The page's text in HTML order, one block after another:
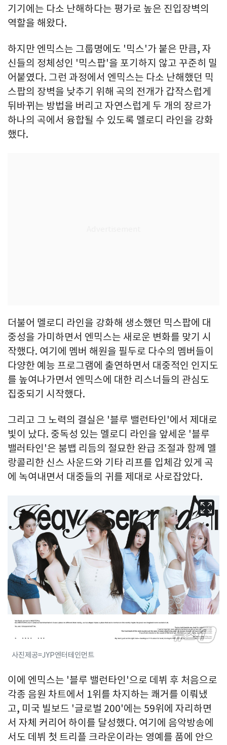
기기에는 다소 난해하다는 평가로 높은 진입장벽의
역할을 해왔다.
하지만 엔믹스는 그룹명에도 '믹스'가 붙은 만큼, 자
신들의 정체성인 '믹스팝'을 포기하지 않고 꾸준히 밀
어붙였다. 그런 과정에서 엔믹스는 다소 난해했던 믹
스팝의 장벽을 낮추기 위해 곡의 전개가 갑작스럽게
뒤바뀌는 방법을 버리고 자연스럽게 두 개의 장르가
하나의 곡에서 융합될 수 있도록 멜로디 라인을 강화
했다.
더불어 멜로디 라인을 강화해 생소했던 믹스팝에 대
중성을 가미하면서 엔믹스는 새로운 변화를 맞기 시
작했다. 여기에 멤버 해원을 필두로 다수의 멤버들이
다양한 예능 프로그램에 출연하면서 대중적인 인지도
를 높여나가면서 엔믹스에 대한 리스너들의 관심도
집중되기 시작했다.
그리고 그 노력의 결실은 '블루 밸런타인'에서 제대로
빛이 났다. 중독성 있는 멜로디 라인을 앞세운 '블루
밸러타인'은 붐뱁 리듬의 절묘한 완급 조절과 함께 멜
랑콜리한 신스 사운드와 기타 리프를 입체감 있게 곡
에 녹여내면서 대중들의 귀를 제대로 사로잡았다.
사진제공=JYP엔터테인먼트
이에 엔믹스는 '블루 밸런타인'으로 데뷔 후 처음으로
각종 음원 차트에서 1위를 차지하는 쾌거를 이뤄냈
고, 미국 빌보드 '글로벌 200'에는 59위에 자리하면
서 자체 커리어 하이를 달성했다. 여기에 음악방송에
서도 데뷔 첫 트리플 크라운이라는 영예를 품에 안으